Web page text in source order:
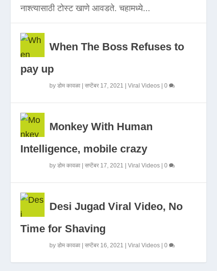
नाश्त्यासाठी टोस्ट खाणे आवडते. चहामध्ये...
When The Boss Refuses to
pay up
byडोम कावळा |सप्टेंबर 17, 2021 |Viral Videos |0
Monkey With Human
Intelligence, mobile crazy
byडोम कावळा |सप्टेंबर 17, 2021 |Viral Videos |0
Desi Jugad Viral Video, No
Time for Shaving
byडोम कावळा |सप्टेंबर 16, 2021 |Viral Videos |0